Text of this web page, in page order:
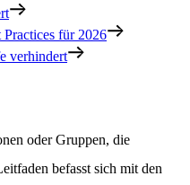
für 2026
verhindert
oder Gruppen, die
befasst sich mit den